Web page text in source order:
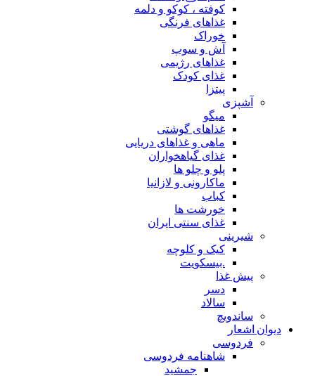
کوفته ، کوکو و دلمه
غذاهای فرنگی
خوراک
آش و سوپ
غذاهای رژیمی
غذای کودک
پیتزا
آشپزی
میگو
غذاهای گوشتی
ماهی و غذاهای دریایی
غذای گیاهخواران
پلو و چلو ها
ماکارونی و لازانیا
کباب
خورشت ها
غذای سنتی ایران
شیرینی
کیک و کلوچه
.بیسکویت
پیش غذا
دسر
سالاد
ساندویچ
دیوان اشعار
فردوسی
شاهنامه فردوسی
جمشید